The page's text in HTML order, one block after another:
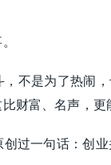
不是为了热闹
财富、名声，更
过一句话：创